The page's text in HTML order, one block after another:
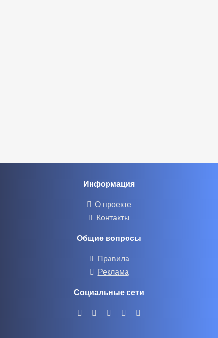
Информация
О проекте
Контакты
Общие вопросы
Правила
Реклама
Социальные сети